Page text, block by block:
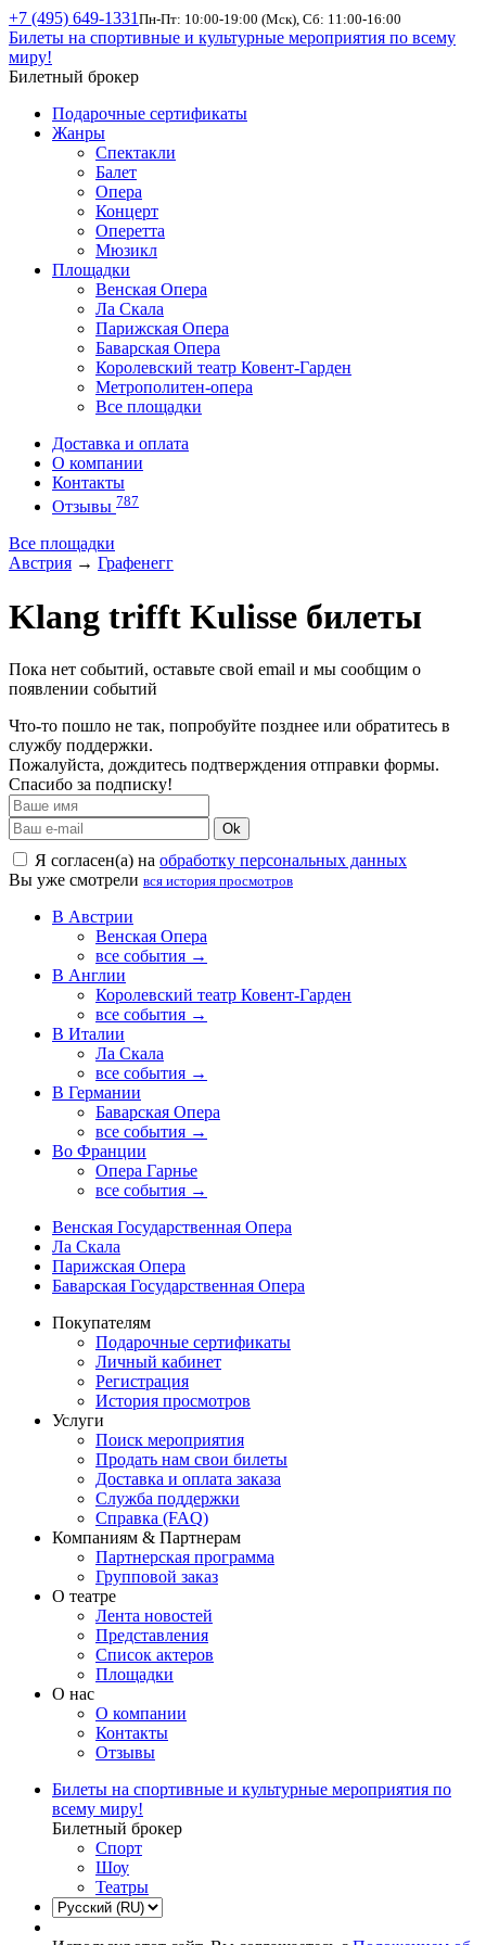
+7 (495) 649-1331 Пн-Пт: 10:00-19:00 (Мск), Сб: 11:00-16:00
Билеты на спортивные и культурные мероприятия по всему
миру!
Билетный брокер
Подарочные сертификаты
Жанры
Спектакли
Балет
Опера
Концерт
Оперетта
Мюзикл
Площадки
Венская Опера
Ла Скала
Парижская Опера
Баварская Опера
Королевский театр Ковент-Гарден
Метрополитен-опера
Все площадки
Доставка и оплата
О компании
Контакты
Отзывы 787
Все площадки
Австрия → Графенегг
Klang trifft Kulisse билеты
Пока нет событий, оставьте свой email и мы сообщим о
появлении событий
Что-то пошло не так, попробуйте позднее или обратитесь в
службу поддержки.
Пожалуйста, дождитесь подтверждения отправки формы.
Спасибо за подписку!
Ok
Я согласен(а) на обработку персональных данных
Вы уже смотрели вся история просмотров
В Австрии
Венская Опера
все события →
В Англии
Королевский театр Ковент-Гарден
все события →
В Италии
Ла Скала
все события →
В Германии
Баварская Опера
все события →
Во Франции
Опера Гарнье
все события →
Венская Государственная Опера
Ла Скала
Парижская Опера
Баварская Государственная Опера
Покупателям
Подарочные сертификаты
Личный кабинет
Регистрация
История просмотров
Услуги
Поиск мероприятия
Продать нам свои билеты
Доставка и оплата заказа
Служба поддержки
Справка (FAQ)
Компаниям & Партнерам
Партнерская программа
Групповой заказ
О театре
Лента новостей
Представления
Список актеров
Площадки
О нас
О компании
Контакты
Отзывы
Билеты на спортивные и культурные мероприятия по
всему миру!
Билетный брокер
Спорт
Шоу
Театры